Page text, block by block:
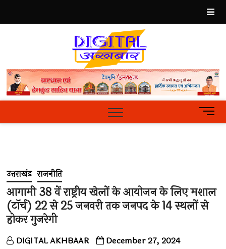
content
Hindi
News
PortalM
e
t
o
n
उत्तराखंड राजनीति
आगामी 38 वें राष्ट्रीय खेलों के आयोजन के लिए मशाल
(टॉर्च) 22 से 25 जनवरी तक जनपद के 14 स्थलों से
होकर गुजरेगी
DIGITAL AKHBAAR December 27, 2024